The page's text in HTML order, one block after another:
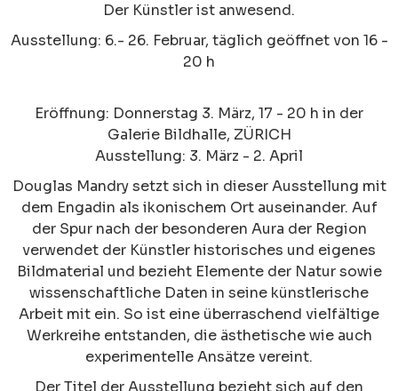
Der Künstler ist anwesend.
Ausstellung: 6.- 26. Februar, täglich geöffnet von 16 -
20 h
Eröffnung: Donnerstag 3. März, 17 - 20 h in der
Galerie Bildhalle, ZÜRICH
Ausstellung: 3. März - 2. April
Douglas Mandry setzt sich in dieser Ausstellung mit
dem Engadin als ikonischem Ort auseinander. Auf
der Spur nach der besonderen Aura der Region
verwendet der Künstler historisches und eigenes
Bildmaterial und bezieht Elemente der Natur sowie
wissenschaftliche Daten in seine künstlerische
Arbeit mit ein. So ist eine überraschend vielfältige
Werkreihe entstanden, die ästhetische wie auch
experimentelle Ansätze vereint.
Der Titel der Ausstellung bezieht sich auf den